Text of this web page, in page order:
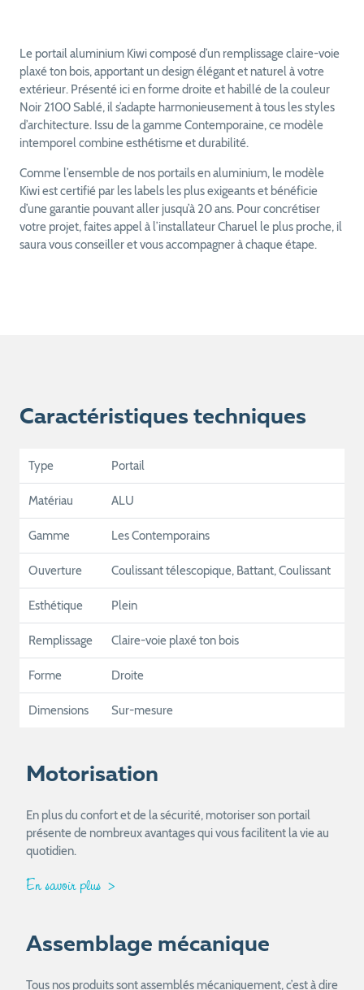
Le portail aluminium Kiwi composé d’un remplissage claire-voie
plaxé ton bois, apportant un design élégant et naturel à votre
extérieur. Présenté ici en forme droite et habillé de la couleur
Noir 2100 Sablé, il s’adapte harmonieusement à tous les styles
d’architecture. Issu de la gamme Contemporaine, ce modèle
intemporel combine esthétisme et durabilité.
Comme l’ensemble de nos portails en aluminium, le modèle
Kiwi est certifié par les labels les plus exigeants et bénéficie
d’une garantie pouvant aller jusqu’à 20 ans. Pour concrétiser
votre projet, faites appel à l’installateur Charuel le plus proche, il
saura vous conseiller et vous accompagner à chaque étape.
Caractéristiques techniques
Type Portail
Matériau ALU
Gamme Les Contemporains
Ouverture Coulissant télescopique, Battant, Coulissant
Esthétique Plein
Remplissage Claire-voie plaxé ton bois
Forme Droite
Dimensions Sur-mesure
Motorisation
En plus du confort et de la sécurité, motoriser son portail
présente de nombreux avantages qui vous facilitent la vie au
quotidien.
En savoir plus
Assemblage mécanique
Tous nos produits sont assemblés mécaniquement, c’est à dire